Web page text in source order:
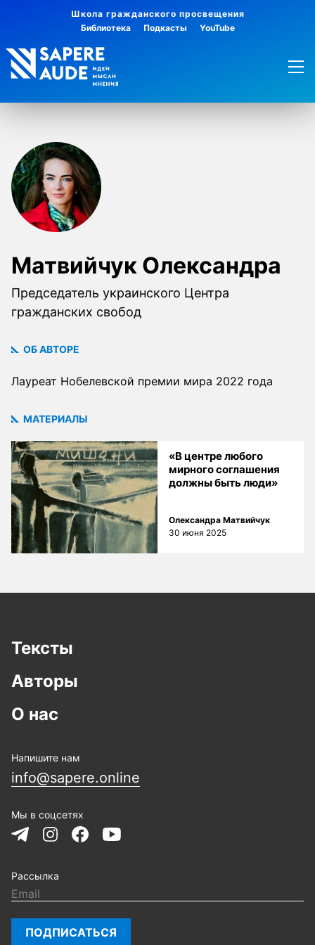
Школа гражданского просвещения
Библиотека
Подкасты YouTube
Матвийчук Олександра
Председатель украинского Центра
гражданских свобод
ОБ АВТОРЕ
Лауреат Нобелевской премии мира 2022 года
МАТЕРИАЛЫ
«В центре любого
мирного соглашения
должны быть люди»
Олександра Матвийчук
30 июня 2025
Тексты
Авторы
О нас
Напишите нам
info@sapere.online
Мы в соцсетях
Рассылка
ПОДПИСАТЬСЯ